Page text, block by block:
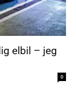
elbil – jeg
0